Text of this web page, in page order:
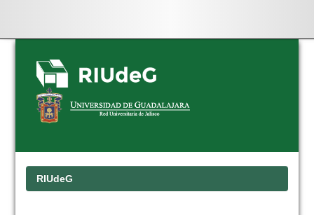
Skip
navigation
RIUdeG